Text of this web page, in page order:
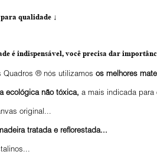
qualidade ↓
é indispensável, você precisa dar importância
Quadros ® nós utilizamos os melhores
ecológica não tóxica, a mais indicada para
original...
tratada e reflorestada...